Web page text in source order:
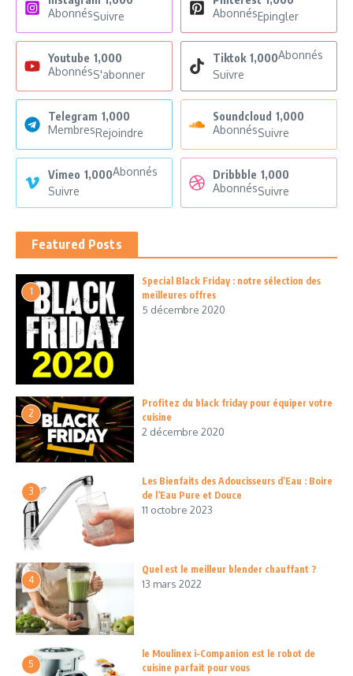
AbonnésSuivre
AbonnésEpingler
Youtube 1,000
AbonnésS'abonner
Tiktok 1,000Abonnés
Suivre
Telegram 1,000
MembresRejoindre
Soundcloud 1,000
AbonnésSuivre
Vimeo 1,000Abonnés
Suivre
Dribbble 1,000
AbonnésSuivre
Featured Posts
1
Special Black Friday : notre sélection des
meilleures offres
5 décembre 2020
2
Profitez du black friday pour équiper votre
cuisine
2 décembre 2020
3
Les Bienfaits des Adoucisseurs d’Eau : Boire
de l’Eau Pure et Douce
11 octobre 2023
4
Quel est le meilleur blender chauffant ?
13 mars 2022
5
le Moulinex i-Companion est le robot de
cuisine parfait pour vous